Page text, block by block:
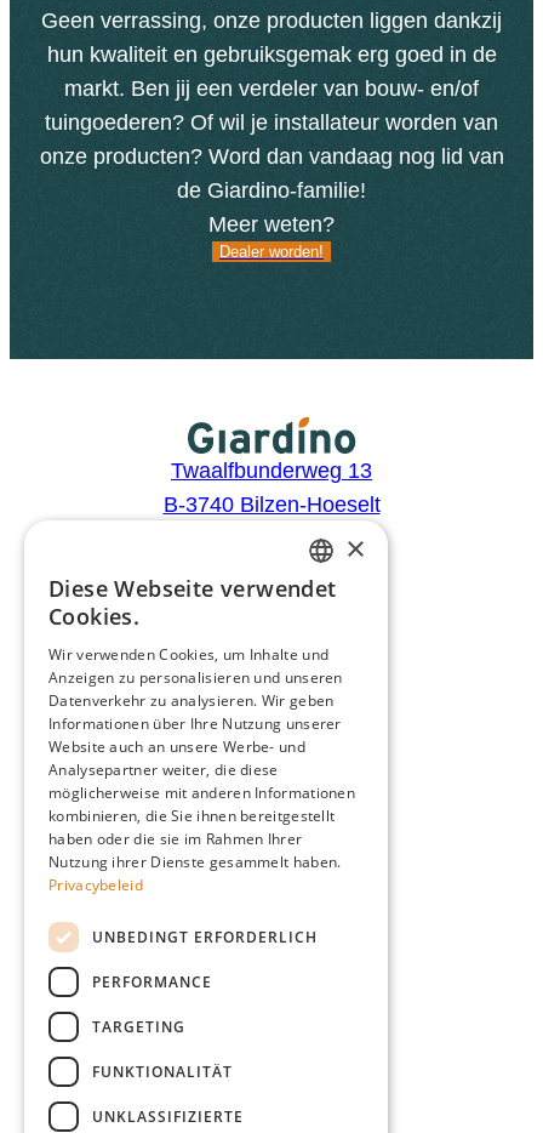
Geen verrassing, onze producten liggen dankzij
hun kwaliteit en gebruiksgemak erg goed in de
markt. Ben jij een verdeler van bouw- en/of
tuingoederen? Of wil je installateur worden van
onze producten? Word dan vandaag nog lid van
de Giardino-familie!
Meer weten?
Dealer worden!
Dealer worden!
Twaalfbunderweg 13
B-3740 Bilzen-Hoeselt
BTW: BE0441.446.505
Configurator
Catalogus
Producten
Advies
Blog
Giardino
Team
DUTCH
ENGLISH
GERMAN
×
Diese Webseite verwendet
Cookies.
Wir verwenden Cookies, um Inhalte und
Anzeigen zu personalisieren und unseren
Datenverkehr zu analysieren. Wir geben
Informationen über Ihre Nutzung unserer
Website auch an unsere Werbe- und
Analysepartner weiter, die diese
möglicherweise mit anderen Informationen
kombinieren, die Sie ihnen bereitgestellt
haben oder die sie im Rahmen Ihrer
Nutzung ihrer Dienste gesammelt haben.
Privacybeleid
UNBEDINGT ERFORDERLICH
PERFORMANCE
TARGETING
FUNKTIONALITÄT
UNKLASSIFIZIERTE